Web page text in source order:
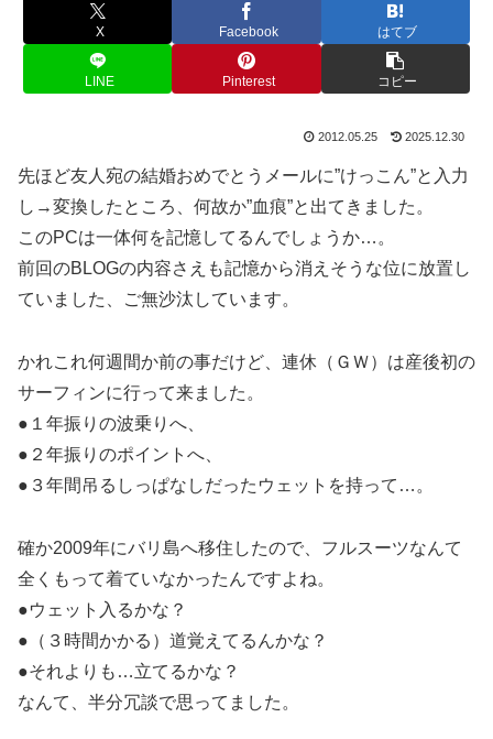
X Facebook はてブ
LINE Pinterest コピー
2012.05.25 2025.12.30
先ほど友人宛の結婚おめでとうメールに”けっこん”と入力
し→変換したところ、何故か”血痕”と出てきました。
このPCは一体何を記憶してるんでしょうか…。
前回のBLOGの内容さえも記憶から消えそうな位に放置し
ていました、ご無沙汰しています。
かれこれ何週間か前の事だけど、連休（ＧＷ）は産後初の
サーフィンに行って来ました。
●１年振りの波乗りへ、
●２年振りのポイントへ、
●３年間吊るしっぱなしだったウェットを持って…。
確か2009年にバリ島へ移住したので、フルスーツなんて
全くもって着ていなかったんですよね。
●ウェット入るかな？
●（３時間かかる）道覚えてるんかな？
●それよりも…立てるかな？
なんて、半分冗談で思ってました。